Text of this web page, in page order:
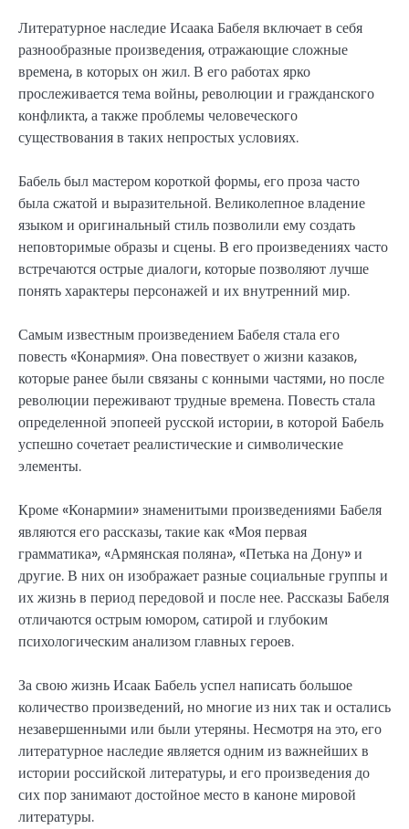
Литературное наследие Исаака Бабеля включает в себя
разнообразные произведения, отражающие сложные
времена, в которых он жил. В его работах ярко
прослеживается тема войны, революции и гражданского
конфликта, а также проблемы человеческого
существования в таких непростых условиях.
Бабель был мастером короткой формы, его проза часто
была сжатой и выразительной. Великолепное владение
языком и оригинальный стиль позволили ему создать
неповторимые образы и сцены. В его произведениях часто
встречаются острые диалоги, которые позволяют лучше
понять характеры персонажей и их внутренний мир.
Самым известным произведением Бабеля стала его
повесть «Конармия». Она повествует о жизни казаков,
которые ранее были связаны с конными частями, но после
революции переживают трудные времена. Повесть стала
определенной эпопеей русской истории, в которой Бабель
успешно сочетает реалистические и символические
элементы.
Кроме «Конармии» знаменитыми произведениями Бабеля
являются его рассказы, такие как «Моя первая
грамматика», «Армянская поляна», «Петька на Дону» и
другие. В них он изображает разные социальные группы и
их жизнь в период передовой и после нее. Рассказы Бабеля
отличаются острым юмором, сатирой и глубоким
психологическим анализом главных героев.
За свою жизнь Исаак Бабель успел написать большое
количество произведений, но многие из них так и остались
незавершенными или были утеряны. Несмотря на это, его
литературное наследие является одним из важнейших в
истории российской литературы, и его произведения до
сих пор занимают достойное место в каноне мировой
литературы.